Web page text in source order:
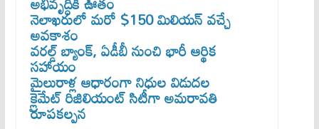
నెలాఖరులో మరో $150 మిలియన్ వచ్చే
అవకాశం
వరల్డ్ బ్యాంక్, ఏడీబీ నుంచి భారీ ఆర్థిక
సహాయం
మైలురాళ్ల ఆధారంగా నిధుల విడుదల
క్లైమేట్ రిజిలియంట్ సిటీగా అమరావతి
రూపకల్పన